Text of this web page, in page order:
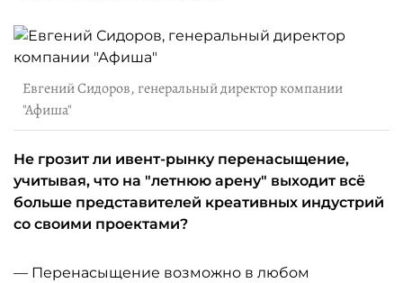
Евгений Сидоров, генеральный директор компании
"Афиша"
Не грозит ли ивент-рынку перенасыщение,
учитывая, что на "летнюю арену" выходит всё
больше представителей креативных индустрий
со своими проектами?
— Перенасыщение возможно в любом